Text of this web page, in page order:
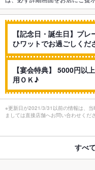
【記念日・誕生日】プ
ひワットでお過ごしくだ
【宴会特典】 5000円以
用ＯＫ♪
※更新日が2021/3/31以前の情報は、当
ましては直接店舗へお問い合わせくださ
すべ